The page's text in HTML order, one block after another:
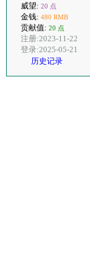
威望: 20 点
金钱: 480 RMB
贡献值: 20 点
注册:2023-11-22
登录:2025-05-21
历史记录